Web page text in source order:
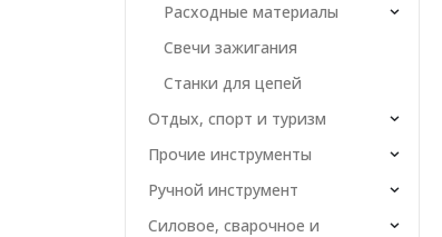
Расходные материалы
Свечи зажигания
Станки для цепей
Отдых, спорт и туризм
Прочие инструменты
Ручной инструмент
Силовое, сварочное и